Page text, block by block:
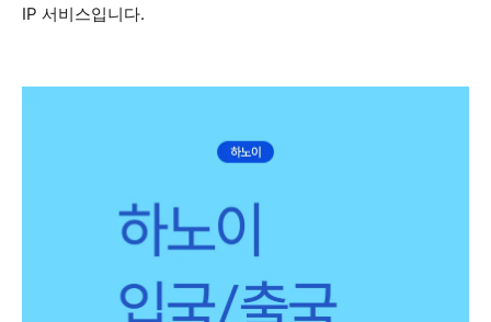
IP 서비스입니다.